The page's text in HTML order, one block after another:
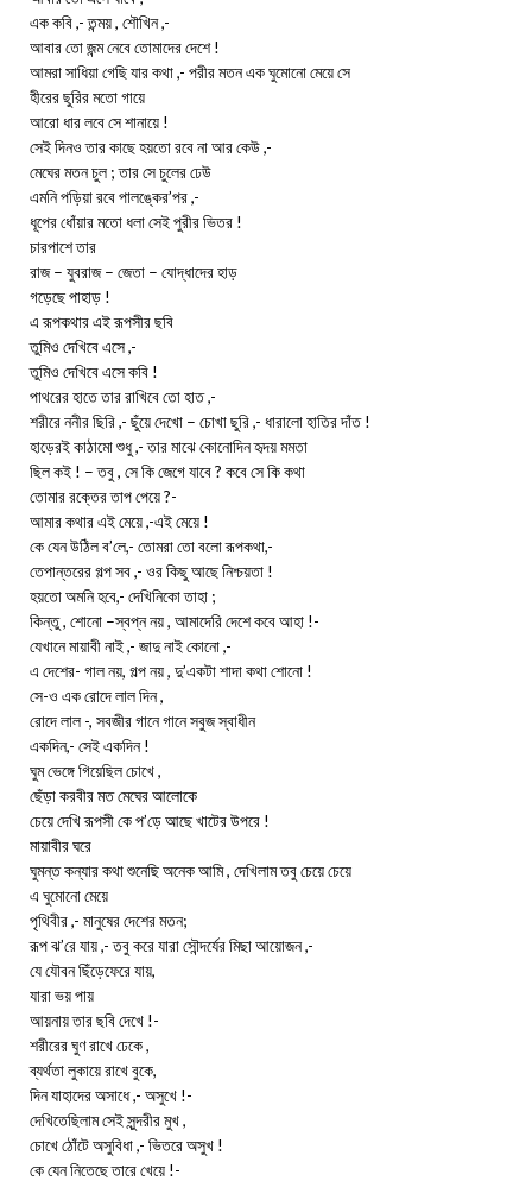
এক কবি ,- তন্ময় , শৌখিন ,-
আবার তো জন্ম নেবে তোমাদের দেশে !
আমরা সাধিয়া গেছি যার কথা ,- পরীর মতন এক ঘুমোনো মেয়ে সে
হীরের ছুরির মতো গায়ে
আরো ধার লবে সে শানায়ে !
সেই দিনও তার কাছে হয়তো রবে না আর কেউ ,-
মেঘের মতন চুল ; তার সে চুলের ঢেউ
এমনি পড়িয়া রবে পালঙ্কের’পর ,-
ধূপের ধোঁয়ার মতো ধলা সেই পুরীর ভিতর !
চারপাশে তার
রাজ – যুবরাজ – জেতা – যোদ্ধাদের হাড়
গড়েছে পাহাড় !
এ রূপকথার এই রূপসীর ছবি
তুমিও দেখিবে এসে ,-
তুমিও দেখিবে এসে কবি !
পাথরের হাতে তার রাখিবে তো হাত ,-
শরীরে ননীর ছিরি ,- ছুঁয়ে দেখো – চোখা ছুরি ,- ধারালো হাতির দাঁত !
হাড়েরই কাঠামো শুধু ,- তার মাঝে কোনোদিন হৃদয় মমতা
ছিল কই ! – তবু , সে কি জেগে যাবে ? কবে সে কি কথা
তোমার রক্তের তাপ পেয়ে ?-
আমার কথার এই মেয়ে ,-এই মেয়ে !
কে যেন উঠিল ব’লে,- তোমরা তো বলো রূপকথা,-
তেপান্তরের গল্প সব ,- ওর কিছু আছে নিশ্চয়তা !
হয়তো অমনি হবে,- দেখিনিকো তাহা ;
কিন্তু , শোনো –স্বপ্ন নয় , আমাদেরি দেশে কবে আহা !-
যেখানে মায়াবী নাই ,- জাদু নাই কোনো ,-
এ দেশের- গাল নয়, গল্প নয় , দু’একটা শাদা কথা শোনো !
সে-ও এক রোদে লাল দিন ,
রোদে লাল -, সবজীর গানে গানে সবুজ স্বাধীন
একদিন,- সেই একদিন !
ঘুম ভেঙ্গে গিয়েছিল চোখে ,
ছেঁড়া করবীর মত মেঘের আলোকে
চেয়ে দেখি রূপসী কে প’ড়ে আছে খাটের উপরে !
মায়াবীর ঘরে
ঘুমন্ত কন্যার কথা শুনেছি অনেক আমি , দেখিলাম তবু চেয়ে চেয়ে
এ ঘুমোনো মেয়ে
পৃথিবীর ,- মানুষের দেশের মতন;
রূপ ঝ’রে যায় ,- তবু করে যারা সৌন্দর্যের মিছা আয়োজন ,-
যে যৌবন ছিঁড়েফেরে যায়,
যারা ভয় পায়
আয়নায় তার ছবি দেখে !-
শরীরের ঘুণ রাখে ঢেকে ,
ব্যর্থতা লুকায়ে রাখে বুকে,
দিন যাহাদের অসাধে ,- অসুখে !-
দেখিতেছিলাম সেই সুন্দরীর মুখ ,
চোখে ঠোঁটে অসুবিধা ,- ভিতরে অসুখ !
কে যেন নিতেছে তারে খেয়ে !-